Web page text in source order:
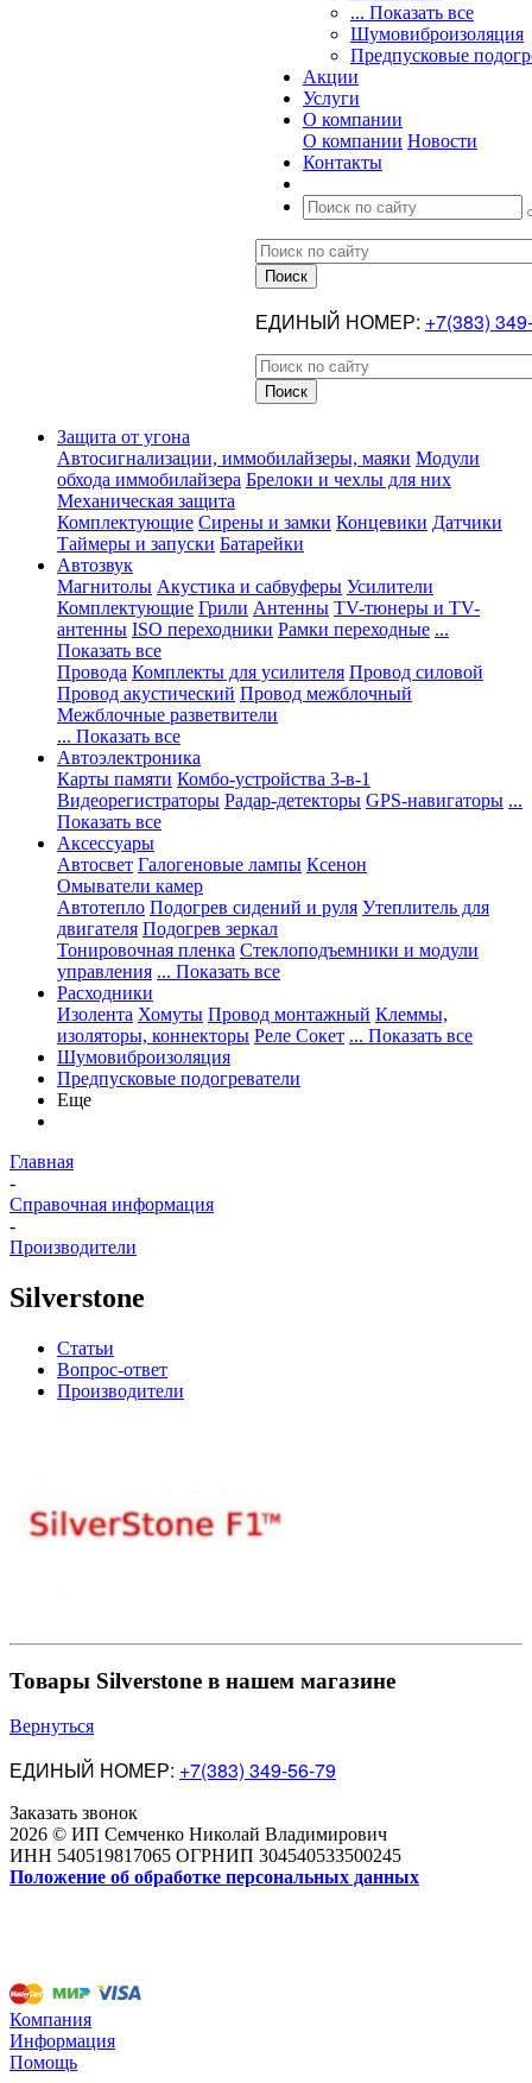
... Показать все
Шумовиброизоляция
Предпусковые
Акции
Услуги
О компании
О компании Новости
Контакты
ЕДИНЫЙ НОМЕР: +7(383)
Защита от угона
Автосигнализации, иммобилайзеры, маяки Модули
обхода иммобилайзера Брелоки и чехлы для них
Механическая защита
Комплектующие Сирены и замки Концевики Датчики
Таймеры и запуски Батарейки
Автозвук
Магнитолы Акустика и сабвуферы Усилители
Комплектующие Грили Антенны TV-тюнеры и TV-
антенны ISO переходники Рамки переходные ...
Показать все
Провода Комплекты для усилителя Провод силовой
Провод акустический Провод межблочный
Межблочные разветвители
... Показать все
Автоэлектроника
Карты памяти Комбо-устройства 3-в-1
Видеорегистраторы Радар-детекторы GPS-навигаторы ...
Показать все
Аксессуары
Автосвет Галогеновые лампы Ксенон
Омыватели камер
Автотепло Подогрев сидений и руля Утеплитель для
двигателя Подогрев зеркал
Тонировочная пленка Стеклоподъемники и модули
управления ... Показать все
Расходники
Изолента Хомуты Провод монтажный Клеммы,
изоляторы, коннекторы Реле Сокет ... Показать все
Шумовиброизоляция
Предпусковые подогреватели
Еще
Главная
-
Справочная информация
-
Производители
Silverstone
Статьи
Вопрос-ответ
Производители
Товары Silverstone в нашем магазине
Вернуться
ЕДИНЫЙ НОМЕР: +7(383) 349-56-79
Заказать звонок
2026 © ИП Семченко Николай Владимирович
ИНН 540519817065 ОГРНИП 304540533500245
Положение об обработке персональных данных
Компания
Информация
Помощь